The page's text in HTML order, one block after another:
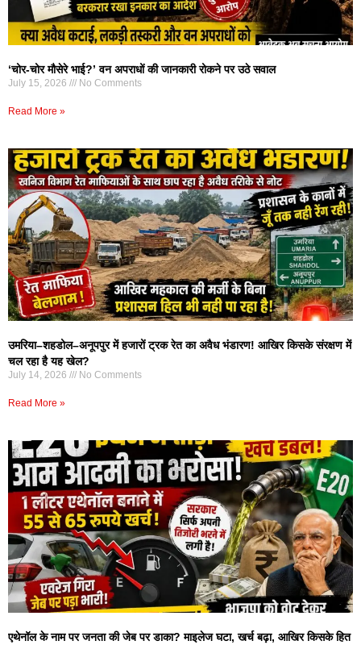
‘चोर-चोर मौसेरे भाई?’ वन अपराधों की जानकारी रोकने पर उठे सवाल
July 15, 2026 No Comments
Read More »
उमरिया–शहडोल–अनूपपुर में हजारों ट्रक रेत का अवैध भंडारण! आखिर किसके संरक्षण में
चल रहा है यह खेल?
July 14, 2026 No Comments
Read More »
एथेनॉल के नाम पर जनता की जेब पर डाका? माइलेज घटा, खर्च बढ़ा, आखिर किसके हित